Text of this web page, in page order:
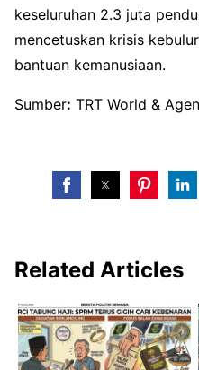
keseluruhan 2.3 juta
mencetuskan krisis
bantuan kemanusiaan.
Sumber: TRT World &
Related Articles